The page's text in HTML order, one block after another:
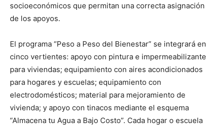
socioeconómicos que permitan una correcta asignación
de los apoyos.
El programa “Peso a Peso del Bienestar” se integrará en
cinco vertientes: apoyo con pintura e impermeabilizante
para viviendas; equipamiento con aires acondicionados
para hogares y escuelas; equipamiento con
electrodomésticos; material para mejoramiento de
vivienda; y apoyo con tinacos mediante el esquema
“Almacena tu Agua a Bajo Costo”. Cada hogar o escuela